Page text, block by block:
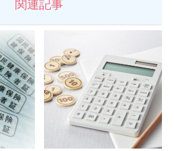
関連記事